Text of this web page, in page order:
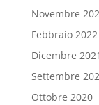
Novembre
Febbraio 2022
Dicembre 2021
Settembre
Ottobre 2020